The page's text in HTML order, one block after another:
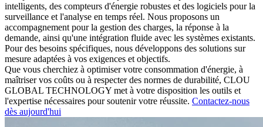
intelligents, des compteurs d'énergie robustes et des logiciels pour la
surveillance et l'analyse en temps réel. Nous proposons un
accompagnement pour la gestion des charges, la réponse à la
demande, ainsi qu'une intégration fluide avec les systèmes existants.
Pour des besoins spécifiques, nous développons des solutions sur
mesure adaptées à vos exigences et objectifs.
Que vous cherchiez à optimiser votre consommation d'énergie, à
maîtriser vos coûts ou à respecter des normes de durabilité, CLOU
GLOBAL TECHNOLOGY met à votre disposition les outils et
l'expertise nécessaires pour soutenir votre réussite. Contactez-nous
dès aujourd'hui